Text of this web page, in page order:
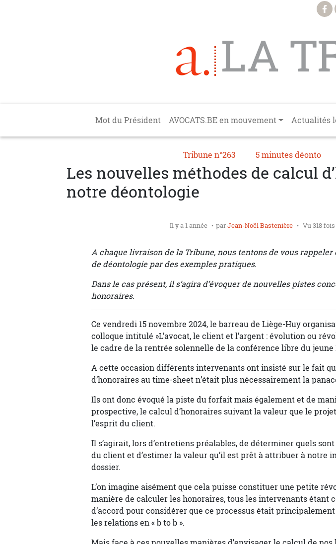
LA
Main navigation
Mot du Président AVOCATS.BE en mouvement Actualités
Tribune n°263 5 minutes déonto
Les nouvelles méthodes de calcul
notre déontologie
Il y a 1 année parJean-Noël Bastenière Vu 318 fois
A chaque livraison de la Tribune, nous tentons de vous
de déontologie par des exemples pratiques.
Dans le cas présent, il s’agira d’évoquer de nouvelles pistes
honoraires.
Ce vendredi 15 novembre 2024, le barreau de Liège-Huy
colloque intitulé »L’avocat, le client et l’argent : évolution ou
le cadre de la rentrée solennelle de la conférence libre du jeune
A cette occasion différents intervenants ont insisté sur le fait
d’honoraires au time-sheet n’était plus nécessairement la
Ils ont donc évoqué la piste du forfait mais également et de
prospective, le calcul d’honoraires suivant la valeur que le
l’esprit du client.
Il s’agirait, lors d’entretiens préalables, de déterminer quels
du client et d’estimer la valeur qu’il est prêt à attribuer à notre
dossier.
L’on imagine aisément que cela puisse constituer une petite
manière de calculer les honoraires, tous les intervenants étant
d’accord pour considérer que ce processus était
les relations en « b to b ».